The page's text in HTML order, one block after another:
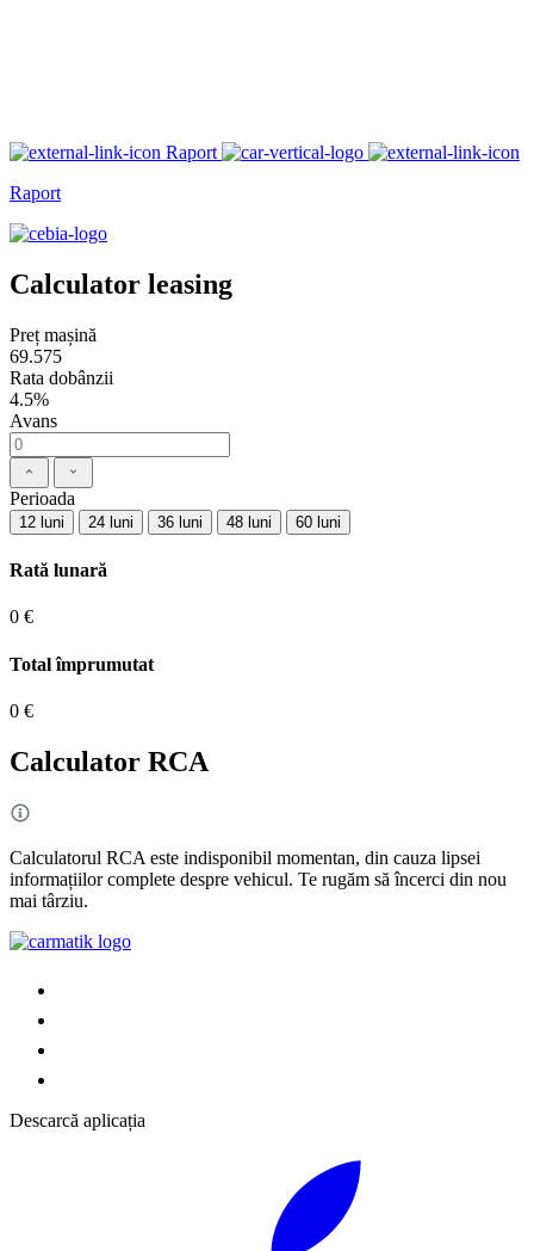
Raport
Raport
Calculator leasing
Preț mașină
69.575
Rata dobânzii
4.5%
Avans
Perioada
12 luni 24 luni 36 luni 48 luni 60 luni
Rată lunară
0 €
Total împrumutat
0 €
Calculator RCA
Calculatorul RCA este indisponibil momentan, din cauza lipsei
informațiilor complete despre vehicul. Te rugăm să încerci din nou
mai târziu.
Descarcă aplicația